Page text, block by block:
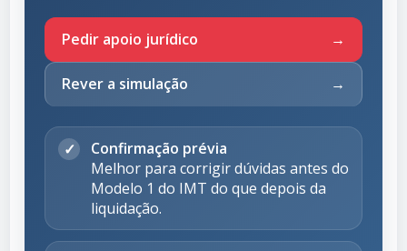
Pedir apoio jurídico
Rever a simulação
Confirmação prévia
Melhor para corrigir dúvidas antes do
Modelo 1 do IMT do que depois da
liquidação.